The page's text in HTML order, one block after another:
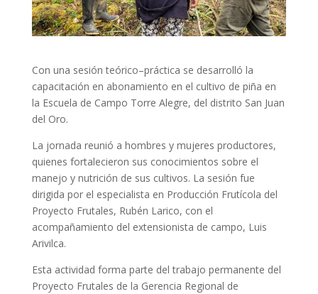
Con una sesión teórico–práctica se desarrolló la
capacitación en abonamiento en el cultivo de piña en
la Escuela de Campo Torre Alegre, del distrito San Juan
del Oro.
La jornada reunió a hombres y mujeres productores,
quienes fortalecieron sus conocimientos sobre el
manejo y nutrición de sus cultivos. La sesión fue
dirigida por el especialista en Producción Frutícola del
Proyecto Frutales, Rubén Larico, con el
acompañamiento del extensionista de campo, Luis
Arivilca.
Esta actividad forma parte del trabajo permanente del
Proyecto Frutales de la Gerencia Regional de